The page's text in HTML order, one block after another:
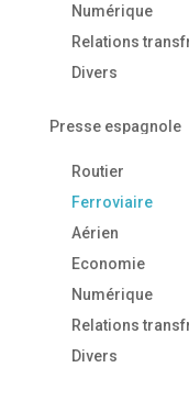
Numérique
Relations
Divers
Presse espagnole
Routier
Ferroviaire
Aérien
Economie
Numérique
Relations
Divers